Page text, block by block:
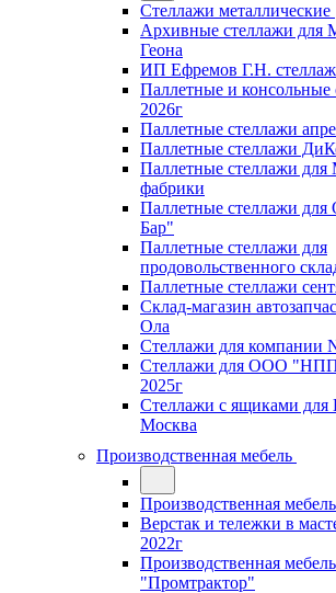
Стеллажи металлические
Архивные стеллажи для
Геона
ИП Ефремов Г.Н.
Паллетные и
2026г
Паллетные стеллажи
Паллетные стеллажи
Паллетные стеллажи для
фабрики
Паллетные стеллажи
Бар"
Паллетные стеллажи для
продовольственного
Паллетные стеллажи
Склад-магазин
Ола
Стеллажи для компании
Стеллажи для ООО "НПП
2025г
Стеллажи с ящиками для
Москва
Производственная мебель
Производственная мебель
Верстак и тележки в
2022г
Производственная
"Промтрактор"